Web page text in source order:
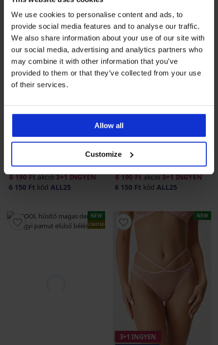
We use cookies to personalise content and ads, to
provide social media features and to analyse our traffic.
We also share information about your use of our site with
our social media, advertising and analytics partners who
may combine it with other information that you’ve
provided to them or that they’ve collected from your use
of their services.
Allow all
Customize
3+1 INGYEN
COOL hűsítő száras bugyi
magasított derékrésszel
8 190 Ftakció 3+1 INGYEN
6 150 Ft kód ALL25
3+1 INGYEN
-25 % ALL25
COOL hűsítő száras bugyi
magasított derékrésszel
8 190 Ftakció 3+1 INGYEN
6 150 Ft kód ALL25
NEW
LIMITED
NEW
3+1 INGYEN